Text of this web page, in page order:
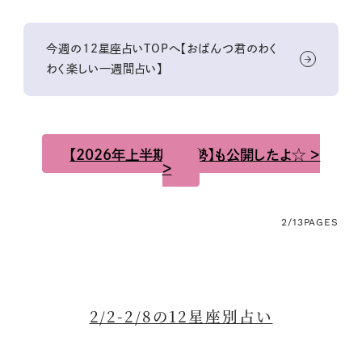
今週の12星座占いTOPへ【おぱんつ君のわく
わく楽しい一週間占い】
【2026年上半期の運勢】も公開したよ☆ ＞
＞
2/13PAGES
2/2-2/8の12星座別占い